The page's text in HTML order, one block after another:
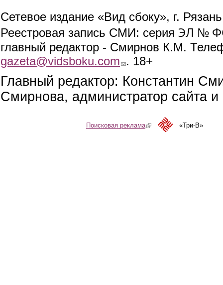
Сетевое издание «Вид сбоку», г.
Реестровая запись СМИ: серия ЭЛ №
главный редактор - Смирнов К.М.
gazeta@vidsboku.com (link sends e-mail)
. 18+
Главный редактор: Константин
Смирнова, администратор сайта
Поисковая реклама(link is external)«Три-В»